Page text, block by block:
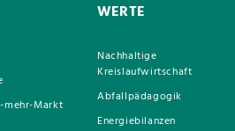
mehr-Markt
WERTE
Nachhaltige
Kreislaufwirtschaft
Abfallpädagogik
Energiebilanzen